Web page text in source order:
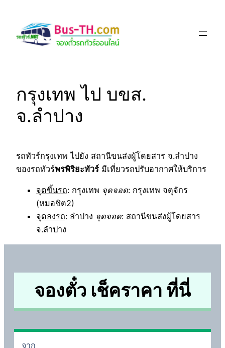
content
กรุงเทพ ไป บขส.
จ.ลำปาง
รถทัวร์กรุงเทพ ไปยัง สถานีขนส่งผู้โดยสาร จ.ลำปาง
ของรถทัวร์พรพิริยะทัวร์ มีเที่ยวรถปรับอากาศให้บริการ
จุดขึ้นรถ: กรุงเทพ จุดจอด: กรุงเทพ จตุจักร
(หมอชิต2)
จุดลงรถ: ลำปาง จุดจอด: สถานีขนส่งผู้โดยสาร
จ.ลำปาง
จองตั๋ว เช็คราคา ที่นี่